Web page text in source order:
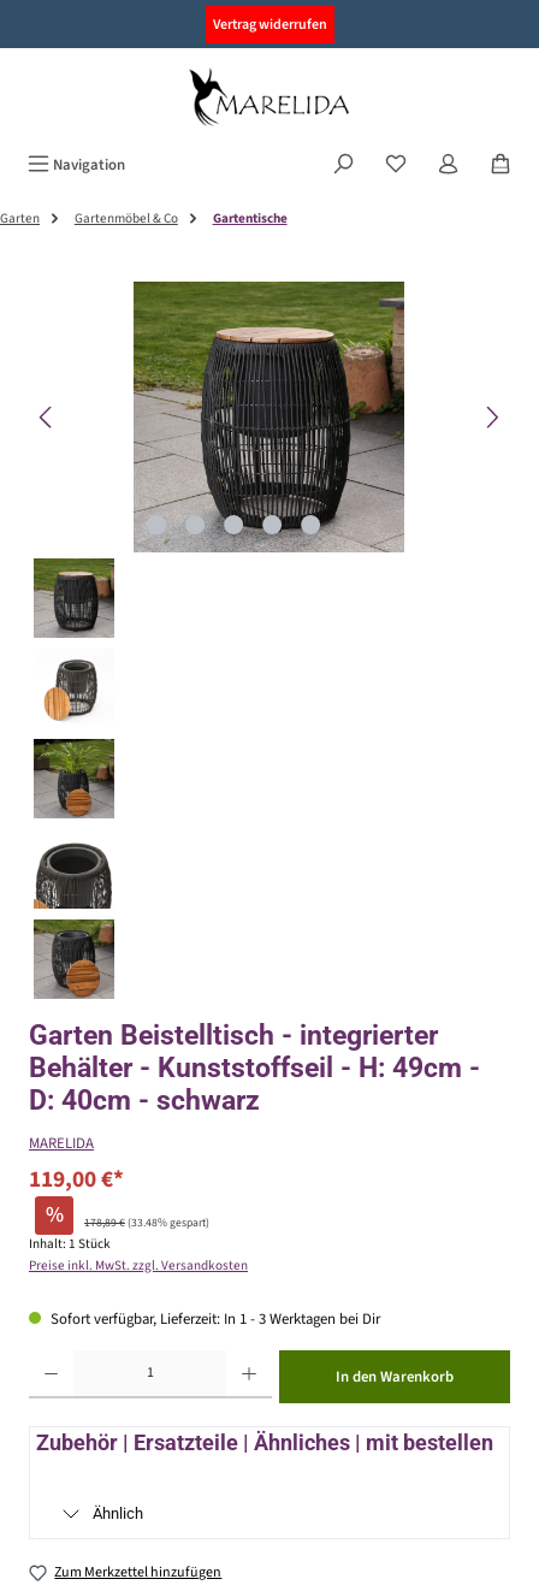
Vertrag widerrufen
Navigation
Garten Gartenmöbel & Co Gartentische
Bildergalerie überspringen
Garten Beistelltisch - integrierter
Behälter - Kunststoffseil - H: 49cm -
D: 40cm - schwarz
MARELIDA
119,00 €*
% 178,89 €(33.48% gespart)
Inhalt: 1 Stück
Preise inkl. MwSt. zzgl. Versandkosten
Sofort verfügbar, Lieferzeit: In 1 - 3 Werktagen bei Dir
In den Warenkorb
Zubehör | Ersatzteile | Ähnliches | mit bestellen
Ähnlich
Zum Merkzettel hinzufügen